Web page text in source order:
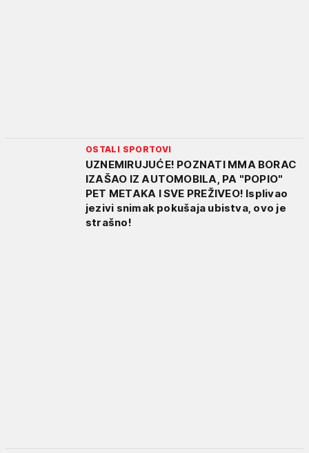
OSTALI SPORTOVI
UZNEMIRUJUĆE! POZNATI MMA BORAC
IZAŠAO IZ AUTOMOBILA, PA "POPIO"
PET METAKA I SVE PREŽIVEO! Isplivao
jezivi snimak pokušaja ubistva, ovo je
strašno!